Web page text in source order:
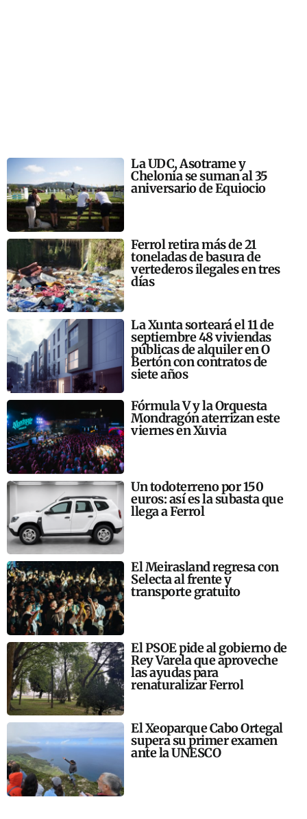
La UDC, Asotrame y
Chelonia se suman al 35
aniversario de Equiocio
Ferrol retira más de 21
toneladas de basura de
vertederos ilegales en tres
días
La Xunta sorteará el 11 de
septiembre 48 viviendas
públicas de alquiler en O
Bertón con contratos de
siete años
Fórmula V y la Orquesta
Mondragón aterrizan este
viernes en Xuvia
Un todoterreno por 150
euros: así es la subasta que
llega a Ferrol
El Meirasland regresa con
Selecta al frente y
transporte gratuito
El PSOE pide al gobierno de
Rey Varela que aproveche
las ayudas para
renaturalizar Ferrol
El Xeoparque Cabo Ortegal
supera su primer examen
ante la UNESCO